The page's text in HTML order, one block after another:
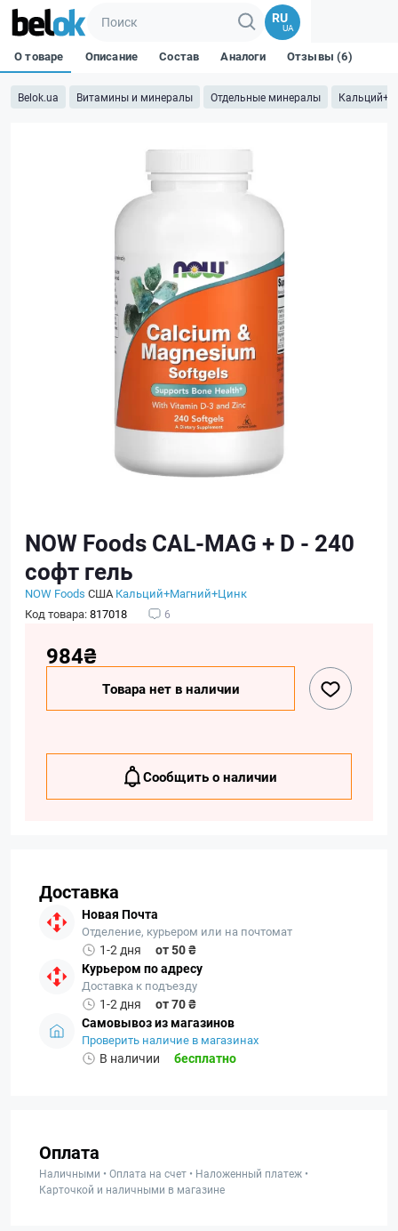
RU
UA
Belok.ua Витамины и минералы Отдельные минералы
О товаре Описание Состав Аналоги Отзывы (6)
NOW Foods CAL-MAG + D - 240
софт гель
NOW Foods США Кальций+Магний+Цинк
Код товара:817018 6
984₴
Товара нет в наличии
Сообщить о наличии
Доставка
Новая Почта
Отделение, курьером или на почтомат
1-2 дня
от 50 ₴
Курьером по адресу
Доставка к подъезду
1-2 дня
от 70 ₴
Самовывоз из магазинов
Проверить наличие в магазинах
В наличии бесплатно
Оплата
Наличными • Оплата на счет • Наложенный платеж •
Карточкой и наличными в магазине